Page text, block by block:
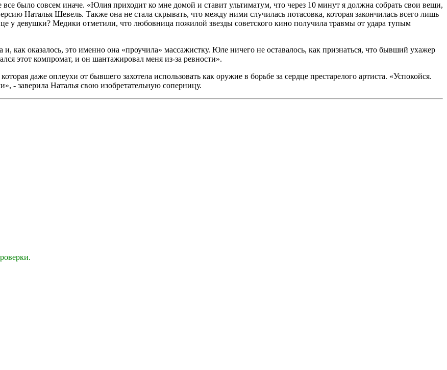
было совсем иначе. «Юлия приходит ко мне домой и ставит ультиматум, что через 10 минут я должна собрать свои вещи,
Наталья Шевель. Также она не стала скрывать, что между ними случилась потасовка, которая закончилась всего лишь
у девушки? Медики отметили, что любовница пожилой звезды советского кино получила травмы от удара тупым
оказалось, это именно она «проучила» массажистку. Юле ничего не оставалось, как признаться, что бывший ухажер
этот компромат, и он шантажировал меня из-за ревности».
даже оплеухи от бывшего захотела использовать как оружие в борьбе за сердце престарелого артиста. «Успокойся.
- заверила Наталья свою изобретательную соперницу.